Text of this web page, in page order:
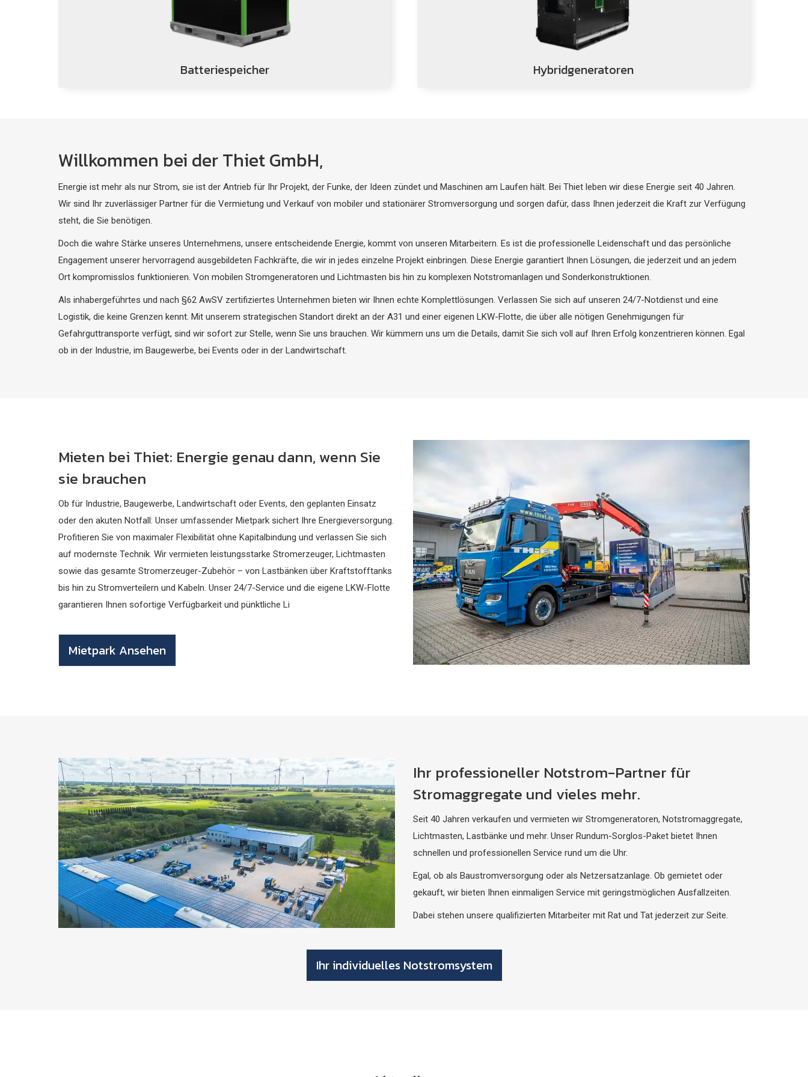
Batteriespeicher Hybridgeneratoren
Willkommen bei der Thiet GmbH,
Energie ist mehr als nur Strom, sie ist der Antrieb für Ihr Projekt, der Funke, der Ideen zündet und Maschinen am Laufen hält. Bei Thiet leben wir diese Energie seit 40 Jahren.
Wir sind Ihr zuverlässiger Partner für die Vermietung und Verkauf von mobiler und stationärer Stromversorgung und sorgen dafür, dass Ihnen jederzeit die Kraft zur Verfügung
steht, die Sie benötigen.
Doch die wahre Stärke unseres Unternehmens, unsere entscheidende Energie, kommt von unseren Mitarbeitern. Es ist die professionelle Leidenschaft und das persönliche
Engagement unserer hervorragend ausgebildeten Fachkräfte, die wir in jedes einzelne Projekt einbringen. Diese Energie garantiert Ihnen Lösungen, die jederzeit und an jedem
Ort kompromisslos funktionieren. Von mobilen Stromgeneratoren und Lichtmasten bis hin zu komplexen Notstromanlagen und Sonderkonstruktionen.
Als inhabergeführtes und nach §62 AwSV zertifiziertes Unternehmen bieten wir Ihnen echte Komplettlösungen. Verlassen Sie sich auf unseren 24/7-Notdienst und eine
Logistik, die keine Grenzen kennt. Mit unserem strategischen Standort direkt an der A31 und einer eigenen LKW-Flotte, die über alle nötigen Genehmigungen für
Gefahrguttransporte verfügt, sind wir sofort zur Stelle, wenn Sie uns brauchen. Wir kümmern uns um die Details, damit Sie sich voll auf Ihren Erfolg konzentrieren können. Egal
ob in der Industrie, im Baugewerbe, bei Events oder in der Landwirtschaft.
Mieten bei Thiet: Energie genau dann, wenn Sie
sie brauchen
Ob für Industrie, Baugewerbe, Landwirtschaft oder Events, den geplanten Einsatz
oder den akuten Notfall: Unser umfassender Mietpark sichert Ihre Energieversorgung.
Profitieren Sie von maximaler Flexibilität ohne Kapitalbindung und verlassen Sie sich
auf modernste Technik. Wir vermieten leistungsstarke Stromerzeuger, Lichtmasten
sowie das gesamte Stromerzeuger-Zubehör – von Lastbänken über Kraftstofftanks
bis hin zu Stromverteilern und Kabeln. Unser 24/7-Service und die eigene LKW-Flotte
garantieren Ihnen sofortige Verfügbarkeit und pünktliche Li
Mietpark Ansehen
Ihr professioneller Notstrom-Partner für
Stromaggregate und vieles mehr.
Seit 40 Jahren verkaufen und vermieten wir Stromgeneratoren, Notstromaggregate,
Lichtmasten, Lastbänke und mehr. Unser Rundum-Sorglos-Paket bietet Ihnen
schnellen und professionellen Service rund um die Uhr.
Egal, ob als Baustromversorgung oder als Netzersatzanlage. Ob gemietet oder
gekauft, wir bieten Ihnen einmaligen Service mit geringstmöglichen Ausfallzeiten.
Dabei stehen unsere qualifizierten Mitarbeiter mit Rat und Tat jederzeit zur Seite.
Ihr individuelles Notstromsystem